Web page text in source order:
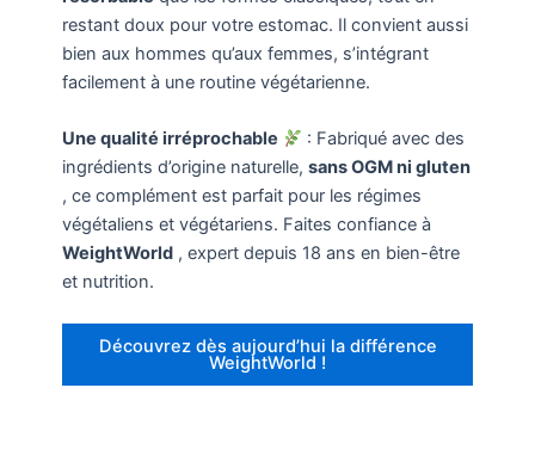
restant doux pour votre estomac. Il convient aussi
bien aux hommes qu’aux femmes, s’intégrant
facilement à une routine végétarienne.
Une qualité irréprochable
: Fabriqué avec des
ingrédients d’origine naturelle, sans OGM ni gluten
, ce complément est parfait pour les régimes
végétaliens et végétariens. Faites confiance à
WeightWorld, expert depuis 18 ans en bien-être
et nutrition.
Découvrez dès aujourd’hui la différence
WeightWorld !